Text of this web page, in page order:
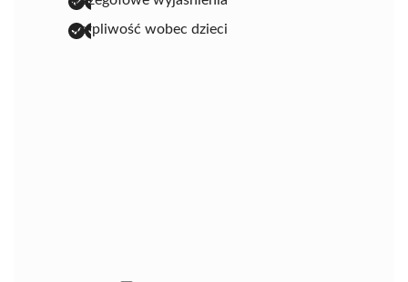
cierpliwość wobec dzieci